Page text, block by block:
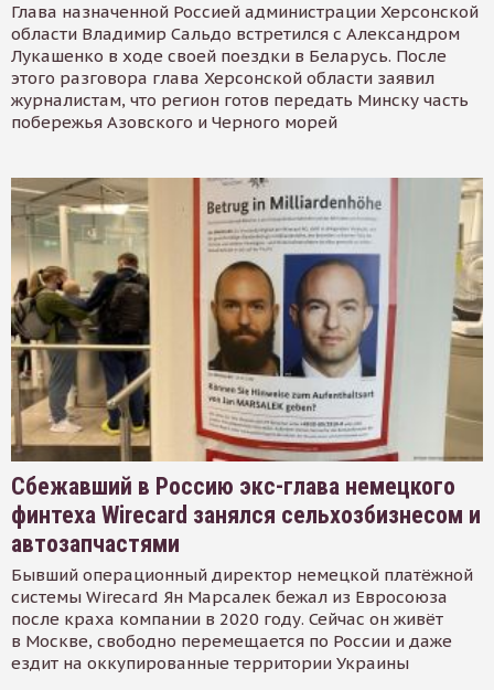
Глава назначенной Россией администрации Херсонской
области Владимир Сальдо встретился с Александром
Лукашенко в ходе своей поездки в Беларусь. После
этого разговора глава Херсонской области заявил
журналистам, что регион готов передать Минску часть
побережья Азовского и Черного морей
Сбежавший в Россию экс-глава немецкого
финтеха Wirecard занялся сельхозбизнесом и
автозапчастями
Бывший операционный директор немецкой платёжной
системы Wirecard Ян Марсалек бежал из Евросоюза
после краха компании в 2020 году. Сейчас он живёт
в Москве, свободно перемещается по России и даже
ездит на оккупированные территории Украины